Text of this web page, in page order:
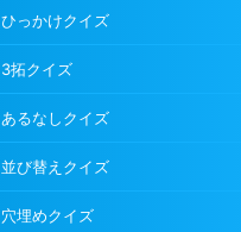
ひっかけクイズ
3拓クイズ
あるなしクイズ
並び替えクイズ
穴埋めクイズ